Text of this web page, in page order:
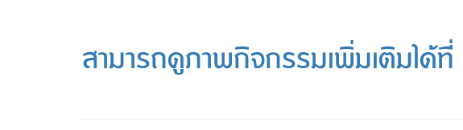
สามารถดูภาพกิจกรรมเพิ่มเติมได้ที่